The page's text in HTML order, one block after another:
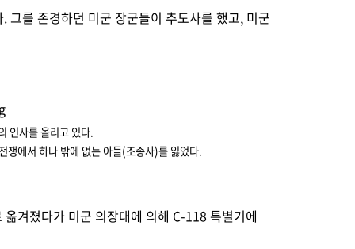
그를 존경하던 미군 장군들이 추도사를 했고, 미군
인사를 올리고 있다.
쟁에서 하나 밖에 없는 아들(조종사)를 잃었다.
겨졌다가 미군 의장대에 의해 C-118 특별기에